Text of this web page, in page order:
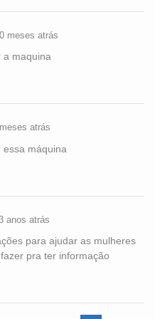
meses atrás
a maquina
atrás
máquina
anos atrás
para ajudar as mulheres
pra ter informação